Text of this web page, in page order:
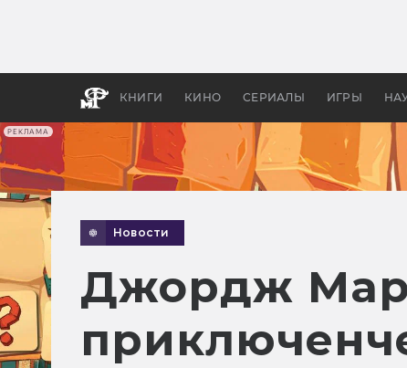
РЕКЛАМА
КНИГИ КИНО СЕРИАЛЫ ИГРЫ
Новости
Джордж